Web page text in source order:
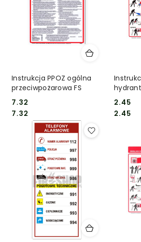
Instrukcja PPOZ ogólna
przeciwpożarowa FS
Cena:
7.32
Cena:
7.32 Cena:
2.45
Cena:
2.45